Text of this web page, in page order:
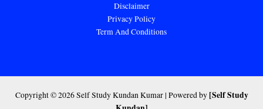
Disclaimer
Privacy Policy
Term And Conditions
Copyright © 2026 Self Study Kundan Kumar | Powered by[Self Study